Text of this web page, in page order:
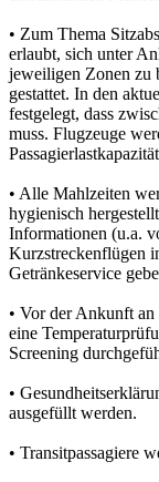
• Zum Thema
erlaubt, sich unter
jeweiligen Zonen zu
gestattet. In den
festgelegt, dass
muss. Flugzeuge
• Alle Mahlzeiten
hygienisch
Informationen (u.a.
Kurzstreckenflügen
Getränkeservice
• Vor der Ankunft
eine
Screening
•
ausgefüllt werden.
• Transitpassagiere